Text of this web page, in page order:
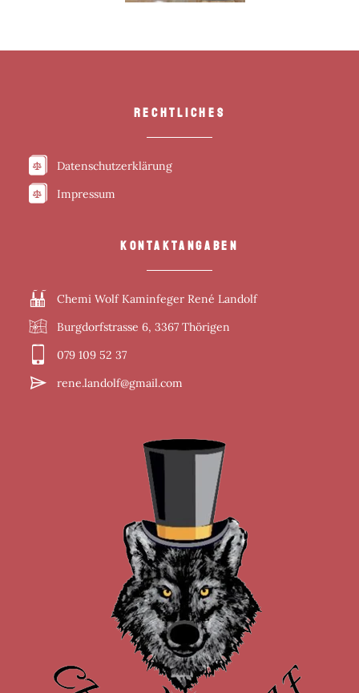
KONTAKTANGABEN
Chemi Wolf Kaminfeger René Landolf
Burgdorfstrasse 6, 3367 Thörigen
079 109 52 37
rene.landolf@gmail.com
RECHTLICHES
Datenschutzerklärung
Impressum